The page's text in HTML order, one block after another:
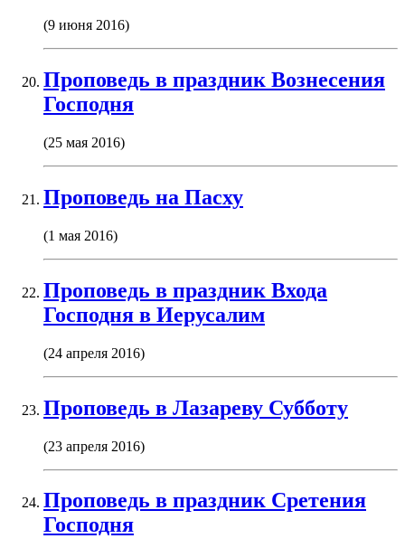
(9 июня 2016)
Проповедь в праздник Вознесения
Господня
(25 мая 2016)
Проповедь на Пасху
(1 мая 2016)
Проповедь в праздник Входа
Господня в Иерусалим
(24 апреля 2016)
Проповедь в Лазареву Субботу
(23 апреля 2016)
Проповедь в праздник Сретения
Господня